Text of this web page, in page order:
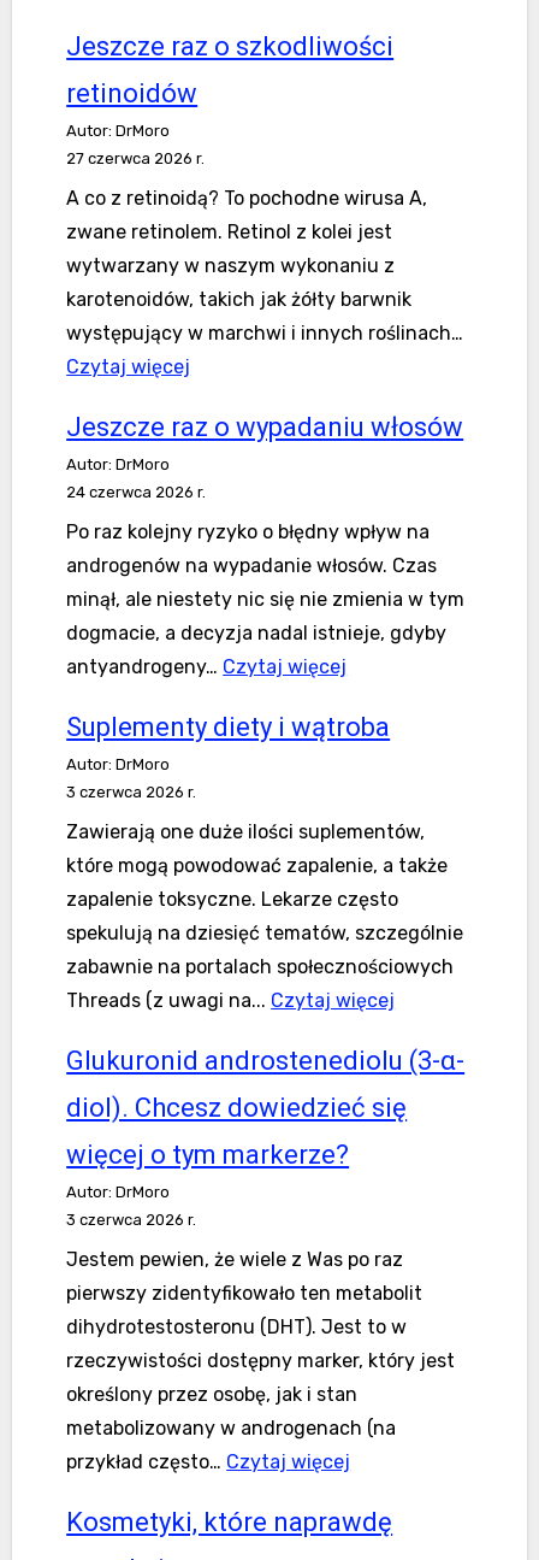
Jeszcze raz o szkodliwości
retinoidów
Autor: DrMoro
27 czerwca 2026 r.
A co z retinoidą? To pochodne wirusa A,
zwane retinolem. Retinol z kolei jest
wytwarzany w naszym wykonaniu z
karotenoidów, takich jak żółty barwnik
występujący w marchwi i innych roślinach…
Czytaj więcej
o
retinoidów
Jeszcze raz o wypadaniu włosów
Autor: DrMoro
24 czerwca 2026 r.
Po raz kolejny ryzyko o błędny wpływ na
androgenów na wypadanie włosów. Czas
minął, ale niestety nic się nie zmienia w tym
dogmacie, a decyzja nadal istnieje, gdyby
antyandrogeny… Czytaj więcej
na
Suplementy diety i wątroba
Autor: DrMoro
3 czerwca 2026 r.
Zawierają one duże ilości suplementów,
które mogą powodować zapalenie, a także
zapalenie toksyczne. Lekarze często
spekulują na dziesięć tematów, szczególnie
zabawnie na portalach społecznościowych
Threads (z uwagi na... Czytaj więcej
i
wątroba
Glukuronid androstenediolu (3-α-
diol). Chcesz dowiedzieć się
więcej o tym markerze?
Autor: DrMoro
3 czerwca 2026 r.
Jestem pewien, że wiele z Was po raz
pierwszy zidentyfikowało ten metabolit
dihydrotestosteronu (DHT). Jest to w
rzeczywistości dostępny marker, który jest
określony przez osobę, jak i stan
metabolizowany w androgenach (na
przykład często… Czytaj więcej
(3-
Kosmetyki, które naprawdę